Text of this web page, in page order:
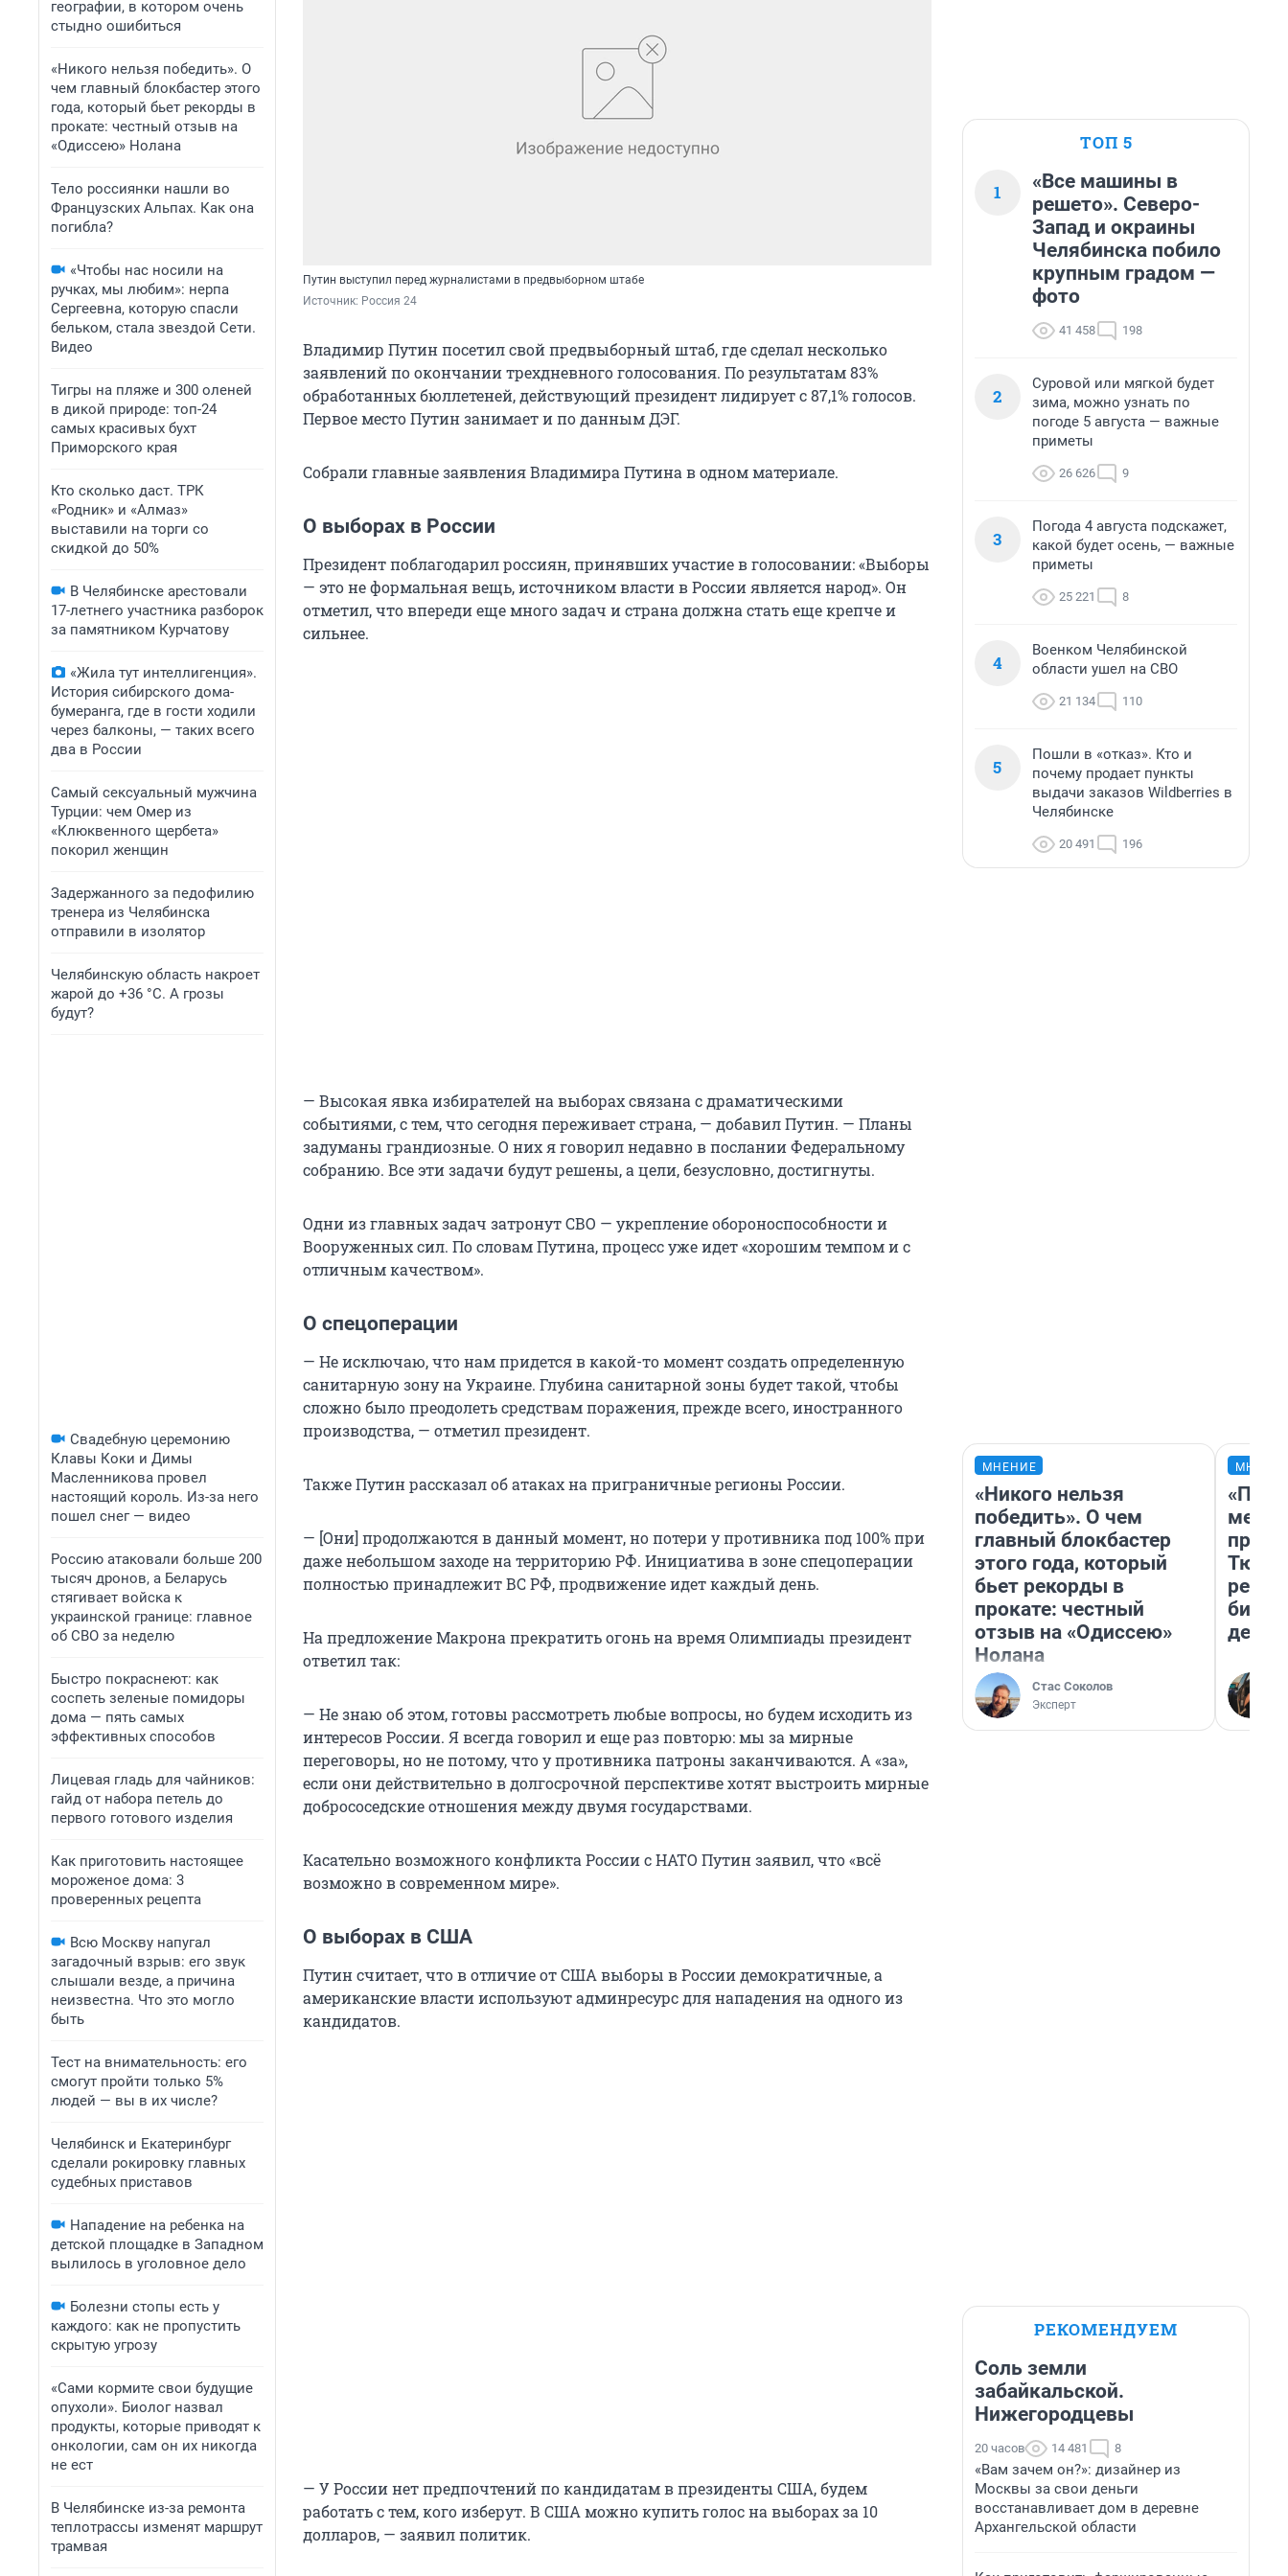
географии, в котором очень
стыдно ошибиться
«Никого нельзя победить». О
чем главный блокбастер этого
года, который бьет рекорды в
прокате: честный отзыв на
«Одиссею» Нолана
Тело россиянки нашли во
Французских Альпах. Как она
погибла?
«Чтобы нас носили на
ручках, мы любим»: нерпа
Сергеевна, которую спасли
бельком, стала звездой Сети.
Видео
Тигры на пляже и 300 оленей
в дикой природе: топ-24
самых красивых бухт
Приморского края
Кто сколько даст. ТРК
«Родник» и «Алмаз»
выставили на торги со
скидкой до 50%
В Челябинске арестовали
17-летнего участника разборок
за памятником Курчатову
«Жила тут интеллигенция».
История сибирского дома-
бумеранга, где в гости ходили
через балконы, — таких всего
два в России
Самый сексуальный мужчина
Турции: чем Омер из
«Клюквенного щербета»
покорил женщин
Задержанного за педофилию
тренера из Челябинска
отправили в изолятор
Челябинскую область накроет
жарой до +36 °C. А грозы
будут?
Свадебную церемонию
Клавы Коки и Димы
Масленникова провел
настоящий король. Из-за него
пошел снег — видео
Россию атаковали больше 200
тысяч дронов, а Беларусь
стягивает войска к
украинской границе: главное
об СВО за неделю
Быстро покраснеют: как
соспеть зеленые помидоры
дома — пять самых
эффективных способов
Лицевая гладь для чайников:
гайд от набора петель до
первого готового изделия
Как приготовить настоящее
мороженое дома: 3
проверенных рецепта
Всю Москву напугал
загадочный взрыв: его звук
слышали везде, а причина
неизвестна. Что это могло
быть
Тест на внимательность: его
смогут пройти только 5%
людей — вы в их числе?
Челябинск и Екатеринбург
сделали рокировку главных
судебных приставов
Нападение на ребенка на
детской площадке в Западном
вылилось в уголовное дело
Болезни стопы есть у
каждого: как не пропустить
скрытую угрозу
«Сами кормите свои будущие
опухоли». Биолог назвал
продукты, которые приводят к
онкологии, сам он их никогда
не ест
В Челябинске из-за ремонта
теплотрассы изменят маршрут
трамвая
Путин выступил перед журналистами в предвыборном штабе
Источник: Россия 24
Владимир Путин посетил свой предвыборный штаб, где сделал несколько
заявлений по окончании трехдневного голосования. По результатам 83%
обработанных бюллетеней, действующий президент лидирует с 87,1% голосов.
Первое место Путин занимает и по данным ДЭГ.
Собрали главные заявления Владимира Путина в одном материале.
О выборах в России
Президент поблагодарил россиян, принявших участие в голосовании: «Выборы
— это не формальная вещь, источником власти в России является народ». Он
отметил, что впереди еще много задач и страна должна стать еще крепче и
сильнее.
— Высокая явка избирателей на выборах связана с драматическими
событиями, с тем, что сегодня переживает страна, — добавил Путин. — Планы
задуманы грандиозные. О них я говорил недавно в послании Федеральному
собранию. Все эти задачи будут решены, а цели, безусловно, достигнуты.
Одни из главных задач затронут СВО — укрепление обороноспособности и
Вооруженных сил. По словам Путина, процесс уже идет «хорошим темпом и с
отличным качеством».
О спецоперации
— Не исключаю, что нам придется в какой-то момент создать определенную
санитарную зону на Украине. Глубина санитарной зоны будет такой, чтобы
сложно было преодолеть средствам поражения, прежде всего, иностранного
производства, — отметил президент.
Также Путин рассказал об атаках на приграничные регионы России.
— [Они] продолжаются в данный момент, но потери у противника под 100% при
даже небольшом заходе на территорию РФ. Инициатива в зоне спецоперации
полностью принадлежит ВС РФ, продвижение идет каждый день.
На предложение Макрона прекратить огонь на время Олимпиады президент
ответил так:
— Не знаю об этом, готовы рассмотреть любые вопросы, но будем исходить из
интересов России. Я всегда говорил и еще раз повторю: мы за мирные
переговоры, но не потому, что у противника патроны заканчиваются. А «за»,
если они действительно в долгосрочной перспективе хотят выстроить мирные
добрососедские отношения между двумя государствами.
Касательно возможного конфликта России с НАТО Путин заявил, что «всё
возможно в современном мире».
О выборах в США
Путин считает, что в отличие от США выборы в России демократичные, а
американские власти используют админресурс для нападения на одного из
кандидатов.
— У России нет предпочтений по кандидатам в президенты США, будем
работать с тем, кого изберут. В США можно купить голос на выборах за 10
долларов, — заявил политик.
ТОП 5
1
«Все машины в
решето». Северо-
Запад и окраины
Челябинска побило
крупным градом —
фото
41 458 198
2
Суровой или мягкой будет
зима, можно узнать по
погоде 5 августа — важные
приметы
26 626 9
3
Погода 4 августа подскажет,
какой будет осень, — важные
приметы
25 221 8
4
Военком Челябинской
области ушел на СВО
21 134 110
5
Пошли в «отказ». Кто и
почему продает пункты
выдачи заказов Wildberries в
Челябинске
20 491 196
МНЕНИЕ
«Никого нельзя
победить». О чем
главный блокбастер
этого года, который
бьет рекорды в
прокате: честный
отзыв на «Одиссею»
Нолана
Стас Соколов
Эксперт
РЕКОМЕНДУЕМ
Соль земли
забайкальской.
Нижегородцевы
20 часов 14 481 8
«Вам зачем он?»: дизайнер из
Москвы за свои деньги
восстанавливает дом в деревне
Архангельской области